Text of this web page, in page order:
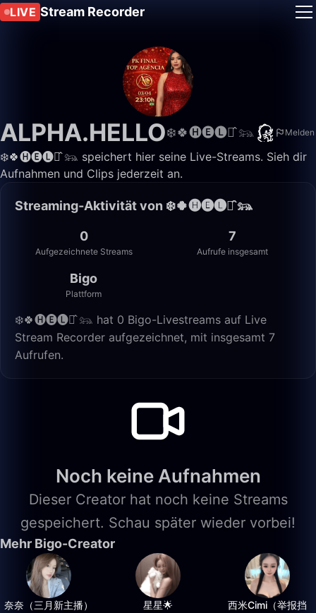
LIVE Stream Recorder
ALPHA.HELLO❄️🍀🅗🅔🅛🅞̂ 𓃬 Melden
❄️🍀🅗🅔🅛🅞̂ 𓃬 speichert hier seine Live-Streams. Sieh dir
Aufnahmen und Clips jederzeit an.
Streaming-Aktivität von ❄️🍀🅗🅔🅛🅞̂ 𓃬
0
Aufgezeichnete Streams
7
Aufrufe insgesamt
Bigo
Plattform
❄️🍀🅗🅔🅛🅞̂ 𓃬 hat 0 Bigo-Livestreams auf Live
Stream Recorder aufgezeichnet, mit insgesamt 7
Aufrufen.
Noch keine Aufnahmen
Dieser Creator hat noch keine Streams
gespeichert. Schau später wieder vorbei!
Mehr Bigo-Creator
奈奈（三月新主播） 星星🌟
西米Cimi（举报挡